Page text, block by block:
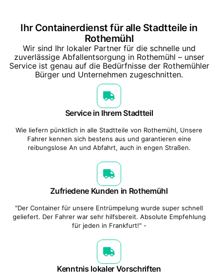
Ihr Containerdienst für alle Stadtteile in
Rothemühl
Wir sind Ihr lokaler Partner für die schnelle und
zuverlässige Abfallentsorgung in Rothemühl – unser
Service ist genau auf die Bedürfnisse der Rothemühler
Bürger und Unternehmen zugeschnitten.
Service in Ihrem Stadtteil
Wie liefern pünktlich in alle Stadtteile von Rothemühl, Unsere
Fahrer kennen sich bestens aus und garantieren eine
reibungslose An und Abfahrt, auch in engen Straßen.
Zufriedene Kunden in Rothemühl
"Der Container für unsere Entrümpelung wurde super schnell
geliefert. Der Fahrer war sehr hilfsbereit. Absolute Empfehlung
für jeden in Frankfurt!" -
Kenntnis lokaler Vorschriften